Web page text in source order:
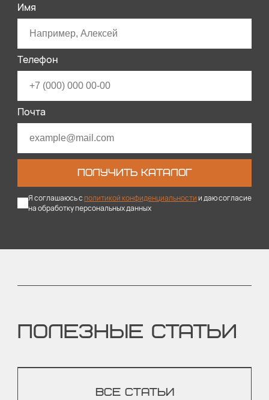
Имя
Телефон
Почта
ПОЛУЧИТЬ КАТАЛОГ
Я соглашаюсь сполитикой конфиденциальностии даю согласие
на обработку персональных данных
ПОЛЕЗНЫЕ СТАТЬИ
ВСЕ СТАТЬИ